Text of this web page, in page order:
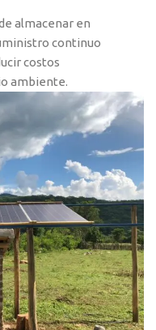
almacenar en
continuo
costos
ambiente.